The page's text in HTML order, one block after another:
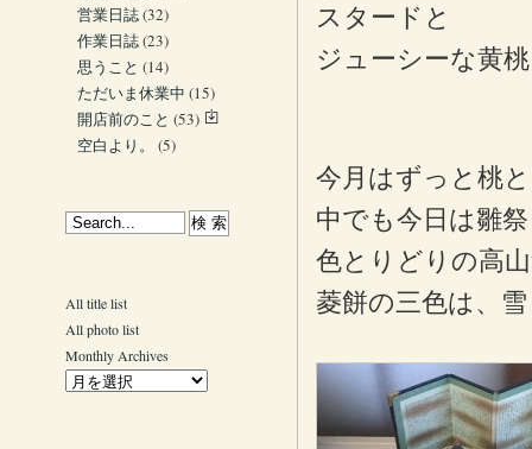
スタードと
ジューシーな黄
今月はずっと桃
中でも今日は雛
色とりどりの高
菱餅の三色は、
営業日誌(32)
作業日誌(23)
思うこと (14)
ただいま休業中 (15)
開店前のこと (53)
空白より。
(5)
All title list
All photo list
Monthly Archives